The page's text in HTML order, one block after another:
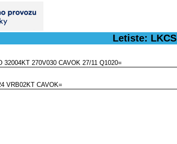
Letiste: LKCS
32004KT 270V030 CAVOK 27/11 Q1020=
VRB02KT CAVOK=